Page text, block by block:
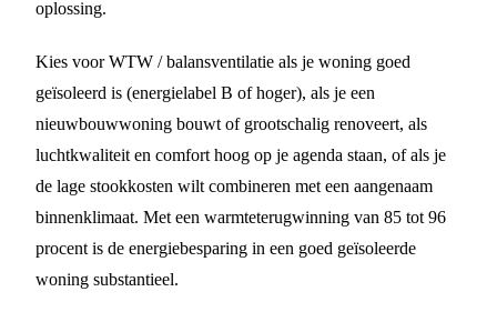
oplossing.
Kies voor WTW / balansventilatie als je woning goed
geïsoleerd is (energielabel B of hoger), als je een
nieuwbouwwoning bouwt of grootschalig renoveert, als
luchtkwaliteit en comfort hoog op je agenda staan, of als je
de lage stookkosten wilt combineren met een aangenaam
binnenklimaat. Met een warmteterugwinning van 85 tot 96
procent is de energiebesparing in een goed geïsoleerde
woning substantieel.